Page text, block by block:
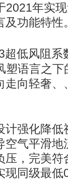
2021年实
及功能特性
超低风阻系
塑语言之
向轻奢、
强化降低
气平滑地
压，完美
同级最低